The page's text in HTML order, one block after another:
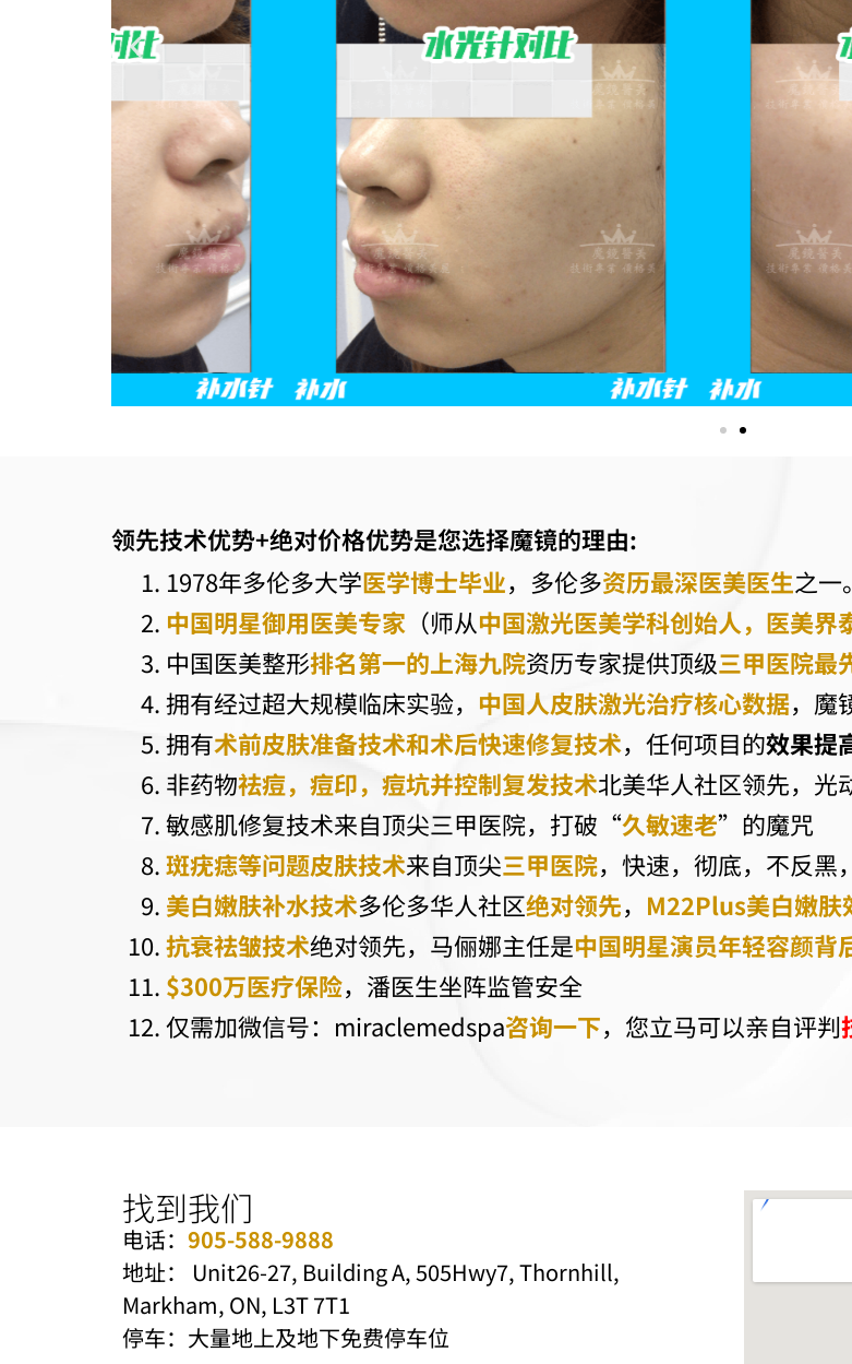
领先技术优势+绝对价格优势是您选择魔镜的理由:
1978年多伦多大学医学博士毕业，多伦多资历最深医美医生之一。
中国明星御用医美专家 （师从中国激光医美学科创始人，医美界
中国医美整形排名第一的上海九院资历专家提供顶级三甲医院最
拥有经过超大规模临床实验， 中国人皮肤激光治疗核心数据，魔
拥有术前皮肤准备技术和术后快速修复技术，任何项目的效果提
非药物祛痘，痘印，痘坑并控制复发技术北美华人社区领先，光
敏感肌修复技术来自顶尖三甲医院，打破“久敏速老”的魔咒
斑疣痣等问题皮肤技术来自顶尖三甲医院，快速，彻底，不反黑
美白嫩肤补水技术多伦多华人社区绝对领先， M22Plus美白嫩肤
抗衰祛皱技术绝对领先，马俪娜主任是中国明星演员年轻容颜背
$300万医疗保险，潘医生坐阵监管安全
仅需加微信号：miraclemedspa咨询一下，您立马可以亲自评判
找到我们
电话： 905-588-9888
地址： Unit26-27, Building A, 505Hwy7, Thornhill,
Markham, ON, L3T 7T1
停车：大量地上及地下免费停车位